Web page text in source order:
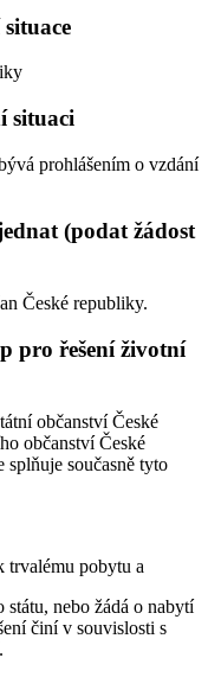
situaci
prohlášením o vzdání
(podat žádost
České republiky.
pro řešení životní
občanství České
občanství České
současně tyto
trvalému pobytu a
státu, nebo žádá o nabytí
činí v souvislosti s